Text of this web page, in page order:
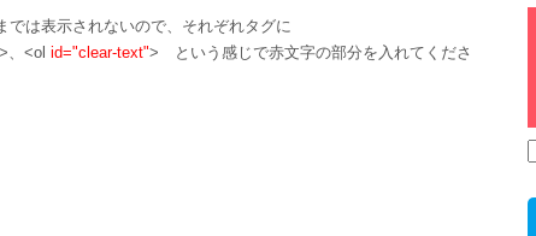
は表示されないので、それぞれタグに
>、<ol id="clear-text"> という感じで赤文字の部分を入れてくださ